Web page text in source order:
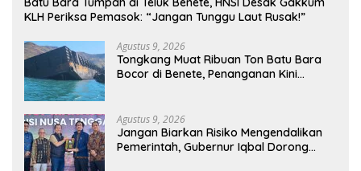
KLH Periksa Pemasok: “Jangan Tunggu Laut Rusak!”
Agustus 9, 2026
Tongkang Muat Ribuan Ton Batu Bara
Bocor di Benete, Penanganan Kini
Agustus 9, 2026
Jangan Biarkan Risiko Mengendalikan
Pemerintah, Gubernur Iqbal Dorong